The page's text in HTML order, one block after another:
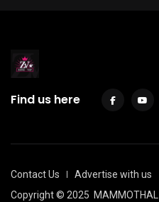
Find us here
Contact Us
Advertise with us
Copyright © 2025 MAMMOTHAL